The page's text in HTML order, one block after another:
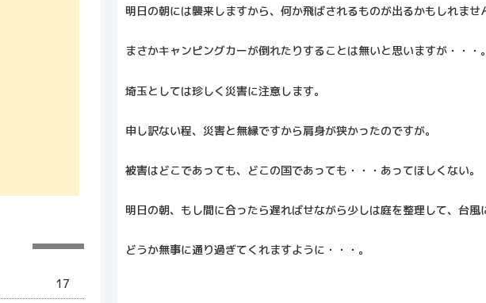
明日の朝には襲来しますから、何か飛ばされるものが出るかもしれませ
まさかキャンピングカーが倒れたりすることは無いと思いますが・・・。
埼玉としては珍しく災害に注意します。
申し訳ない程、災害と無縁ですから肩身が狭かったのですが。
被害はどこであっても、どこの国であっても・・・あってほしくない。
明日の朝、もし間に合ったら遅ればせながら少しは庭を整理して、台風
どうか無事に通り過ぎてくれますように・・・。
17